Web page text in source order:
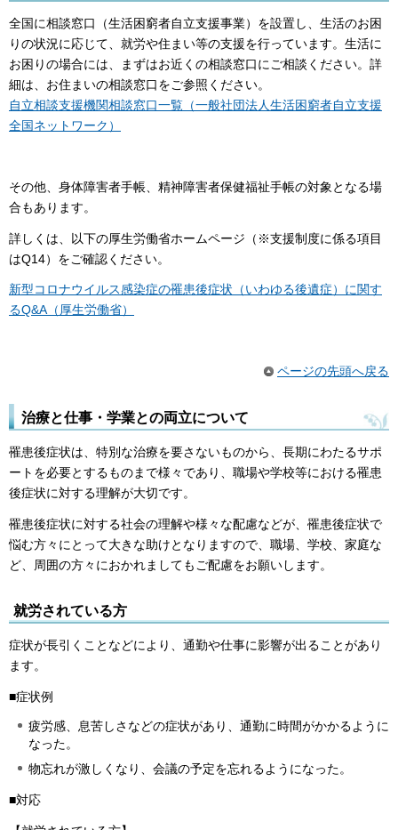
全国に相談窓口（生活困窮者自立支援事業）を設置し、生活のお困
りの状況に応じて、就労や住まい等の支援を行っています。生活に
お困りの場合には、まずはお近くの相談窓口にご相談ください。詳
細は、お住まいの相談窓口をご参照ください。
自立相談支援機関相談窓口一覧（一般社団法人生活困窮者自立支援
全国ネットワーク）
その他、身体障害者手帳、精神障害者保健福祉手帳の対象となる場
合もあります。
詳しくは、以下の厚生労働省ホームページ（※支援制度に係る項目
はQ14）をご確認ください。
新型コロナウイルス感染症の罹患後症状（いわゆる後遺症）に関す
るQ&A（厚生労働省）
ページの先頭へ戻る
治療と仕事・学業との両立について
罹患後症状は、特別な治療を要さないものから、長期にわたるサポ
ートを必要とするものまで様々であり、職場や学校等における罹患
後症状に対する理解が大切です。
罹患後症状に対する社会の理解や様々な配慮などが、罹患後症状で
悩む方々にとって大きな助けとなりますので、職場、学校、家庭な
ど、周囲の方々におかれましてもご配慮をお願いします。
就労されている方
症状が長引くことなどにより、通勤や仕事に影響が出ることがあり
ます。
■症状例
疲労感、息苦しさなどの症状があり、通勤に時間がかかるように
なった。
物忘れが激しくなり、会議の予定を忘れるようになった。
■対応